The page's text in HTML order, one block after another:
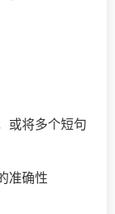
或将多个短句
准确性